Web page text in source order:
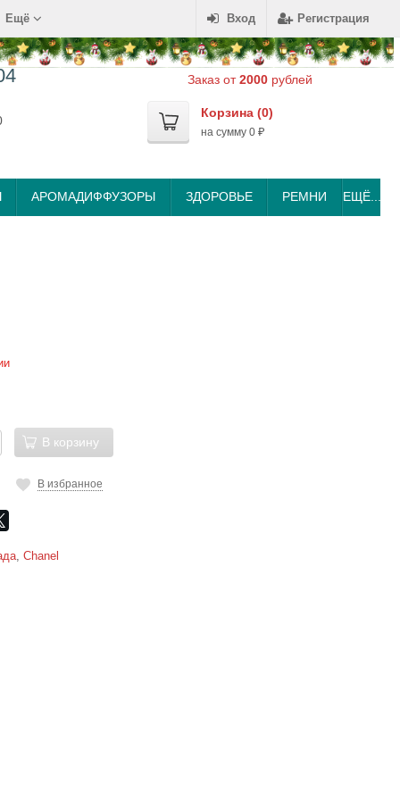
Вход Регистрация
Ещё
Заказ от2000 рублей
Корзина (0)
на сумму 0 ₽
АРОМАДИФФУЗОРЫ ЗДОРОВЬЕ РЕМНИ ЕЩЁ...
В корзину
В избранное
, Chanel